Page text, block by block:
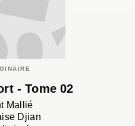
- Tome 02
Mallié
Djian